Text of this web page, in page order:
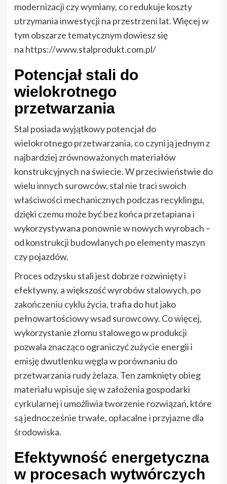
modernizacji czy wymiany, co redukuje koszty
utrzymania inwestycji na przestrzeni lat. Więcej w
tym obszarze tematycznym dowiesz się
na https://www.stalprodukt.com.pl/
Potencjał stali do
wielokrotnego
przetwarzania
Stal posiada wyjątkowy potencjał do
wielokrotnego przetwarzania, co czyni ją jednym z
najbardziej zrównoważonych materiałów
konstrukcyjnych na świecie. W przeciwieństwie do
wielu innych surowców, stal nie traci swoich
właściwości mechanicznych podczas recyklingu,
dzięki czemu może być bez końca przetapiana i
wykorzystywana ponownie w nowych wyrobach –
od konstrukcji budowlanych po elementy maszyn
czy pojazdów.
Proces odzysku stali jest dobrze rozwinięty i
efektywny, a większość wyrobów stalowych, po
zakończeniu cyklu życia, trafia do hut jako
pełnowartościowy wsad surowcowy. Co więcej,
wykorzystanie złomu stalowego w produkcji
pozwala znacząco ograniczyć zużycie energii i
emisję dwutlenku węgla w porównaniu do
przetwarzania rudy żelaza. Ten zamknięty obieg
materiału wpisuje się w założenia gospodarki
cyrkularnej i umożliwia tworzenie rozwiązań, które
są jednocześnie trwałe, opłacalne i przyjazne dla
środowiska.
Efektywność energetyczna
w procesach wytwórczych